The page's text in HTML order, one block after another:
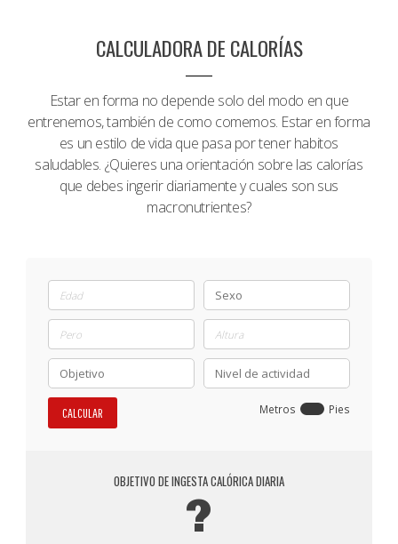
CALCULADORA DE CALORÍAS
Estar en forma no depende solo del modo en que
entrenemos, también de como comemos. Estar en forma
es un estilo de vida que pasa por tener habitos
saludables. ¿Quieres una orientación sobre las calorías
que debes ingerir diariamente y cuales son sus
macronutrientes?
CALCULAR Metros Pies
OBJETIVO DE INGESTA CALÓRICA DIARIA
?